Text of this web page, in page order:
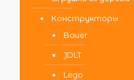
Конструкторы
Bauer
JDLT
Lego